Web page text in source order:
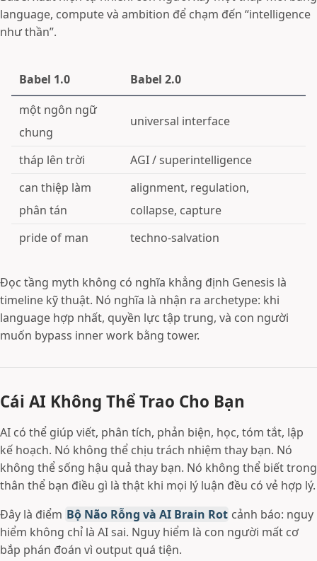
language, compute và ambition để chạm đến “intelligence
như thần”.
Babel 1.0
Babel 2.0
một ngôn ngữ
chung
universal interface
tháp lên trời
AGI / superintelligence
can thiệp làm
phân tán
alignment, regulation,
collapse, capture
pride of man
techno-salvation
Đọc tầng myth không có nghĩa khẳng định Genesis là
timeline kỹ thuật. Nó nghĩa là nhận ra archetype: khi
language hợp nhất, quyền lực tập trung, và con người
muốn bypass inner work bằng tower.
Cái AI Không Thể Trao Cho Bạn
AI có thể giúp viết, phân tích, phản biện, học, tóm tắt, lập
kế hoạch. Nó không thể chịu trách nhiệm thay bạn. Nó
không thể sống hậu quả thay bạn. Nó không thể biết trong
thân thể bạn điều gì là thật khi mọi lý luận đều có vẻ hợp lý.
Đây là điểm Bộ Não Rỗng và AI Brain Rot cảnh báo: nguy
hiểm không chỉ là AI sai. Nguy hiểm là con người mất cơ
bắp phán đoán vì output quá tiện.